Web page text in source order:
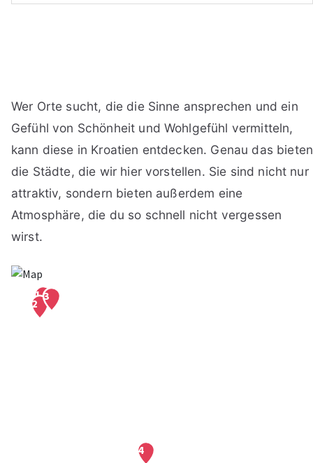
Wer Orte sucht, die die Sinne ansprechen und ein
Gefühl von Schönheit und Wohlgefühl vermitteln,
kann diese in Kroatien entdecken. Genau das bieten
die Städte, die wir hier vorstellen. Sie sind nicht nur
attraktiv, sondern bieten außerdem eine
Atmosphäre, die du so schnell nicht vergessen
wirst.